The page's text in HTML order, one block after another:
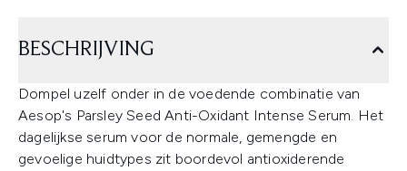
BESCHRIJVING
Dompel uzelf onder in de voedende combinatie van
Aesop's Parsley Seed Anti-Oxidant Intense Serum. Het
dagelijkse serum voor de normale, gemengde en
gevoelige huidtypes zit boordevol antioxiderende